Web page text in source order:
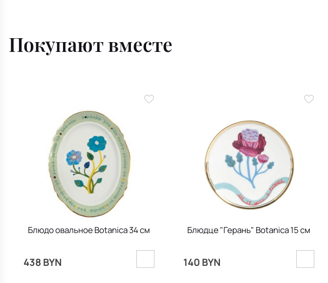
Покупают вместе
Блюдо овальное Botanica 34 см
438 BYN
Блюдце "Герань" Botanica 15 см
140 BYN